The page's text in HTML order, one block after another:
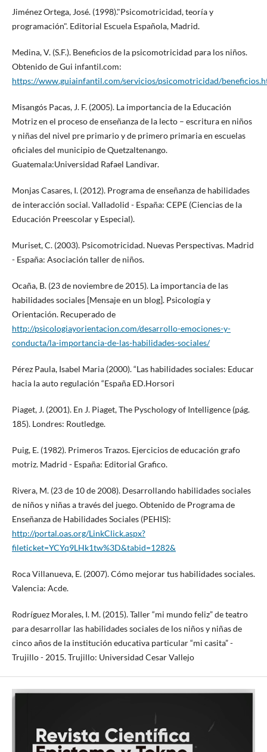
Jiménez Ortega, José. (1998)."Psicomotricidad, teoría y
programación". Editorial Escuela Española, Madrid.
Medina, V. (S.F.). Beneficios de la psicomotricidad para los niños.
Obtenido de Gui infantil.com:
https://www.guiainfantil.com/servicios/psicomotricidad/
Misangós Pacas, J. F. (2005). La importancia de la Educación
Motriz en el proceso de enseñanza de la lecto – escritura en niños
y niñas del nivel pre primario y de primero primaria en escuelas
oficiales del municipio de Quetzaltenango.
Guatemala:Universidad Rafael Landivar.
Monjas Casares, I. (2012). Programa de enseñanza de habilidades
de interacción social. Valladolid - España: CEPE (Ciencias de la
Educación Preescolar y Especial).
Muriset, C. (2003). Psicomotricidad. Nuevas Perspectivas. Madrid
- España: Asociación taller de niños.
Ocaña, B. (23 de noviembre de 2015). La importancia de las
habilidades sociales [Mensaje en un blog]. Psicología y
Orientación. Recuperado de
http://psicologiayorientacion.com/desarrollo-emociones-y-
conducta/la-importancia-de-las-habilidades-sociales/
Pérez Paula, Isabel Maria (2000). “Las habilidades sociales: Educar
hacia la auto regulación “España ED.Horsori
Piaget, J. (2001). En J. Piaget, The Pyschology of Intelligence (pág.
185). Londres: Routledge.
Puig, E. (1982). Primeros Trazos. Ejercicios de educación grafo
motriz. Madrid - España: Editorial Grafico.
Rivera, M. (23 de 10 de 2008). Desarrollando habilidades sociales
de niños y niñas a través del juego. Obtenido de Programa de
Enseñanza de Habilidades Sociales (PEHIS):
http://portal.oas.org/LinkClick.aspx?
fileticket=YCYq9LHk1tw%3D&tabid=1282&
Roca Villanueva, E. (2007). Cómo mejorar tus habilidades sociales.
Valencia: Acde.
Rodríguez Morales, I. M. (2015). Taller “mi mundo feliz” de teatro
para desarrollar las habilidades sociales de los niños y niñas de
cinco años de la institución educativa particular “mi casita” -
Trujillo - 2015. Trujillo: Universidad Cesar Vallejo